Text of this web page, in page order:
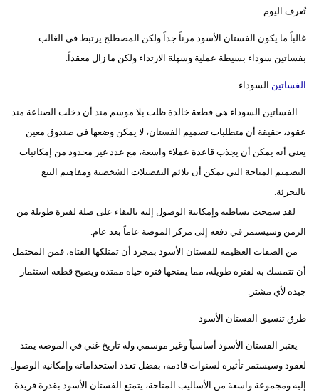
تُعرف اليوم.
غالباً ما يكون الفستان الأسود مرناً جداً ولكن المصطلح يرتبط في الغالب
بفساتين سوداء بسيطة عملية وسهلة الارتداء ولكن ما زال معقداً.
الفساتين السوداء
الفساتين السوداء هي قطعة خالدة ظلت بلا موسم منذ أن دخلت الصناعة منذ
عقود، حقيقة أن متطلبات تصميم الفستان، لا يمكن وضعها في صندوق معين
يعني أنه يمكن أن يجذب قاعدة عملاء واسعة، مع عدد غير محدود من إمكانيات
التصميم المتاحة التي يمكن أن تلائم التفضيلات الشخصية ومفاهيم البيع
بالتجزئة.
لقد سمحت بساطته وإمكانية الوصول إليه بالبقاء على صلة لفترة طويلة من
الزمن وسيستمر في دفعه إلى مركز الموضة عاماً بعد عام.
من الصفات العظيمة للفستان الأسود بمجرد أن تمتلكها الفتاة، فمن المحتمل
أن تتمسك به لفترة طويلة، مما يمنحها فترة حياة ممتدة ويصبح قطعة استثمار
جيدة لأي مشتر.
طرق تنسيق الفستان الأسود
يعتبر الفستان الأسود أساسياً وغير موسمي وله تاريخ غني في الموضة يمتد
لعقود وسيستمر تأثيره لسنوات قادمة، بفضل تعدد استخداماته وإمكانية الوصول
إليه ومجموعة واسعة من الأساليب المتاحة، يتمتع الفستان الأسود بقدرة فريدة